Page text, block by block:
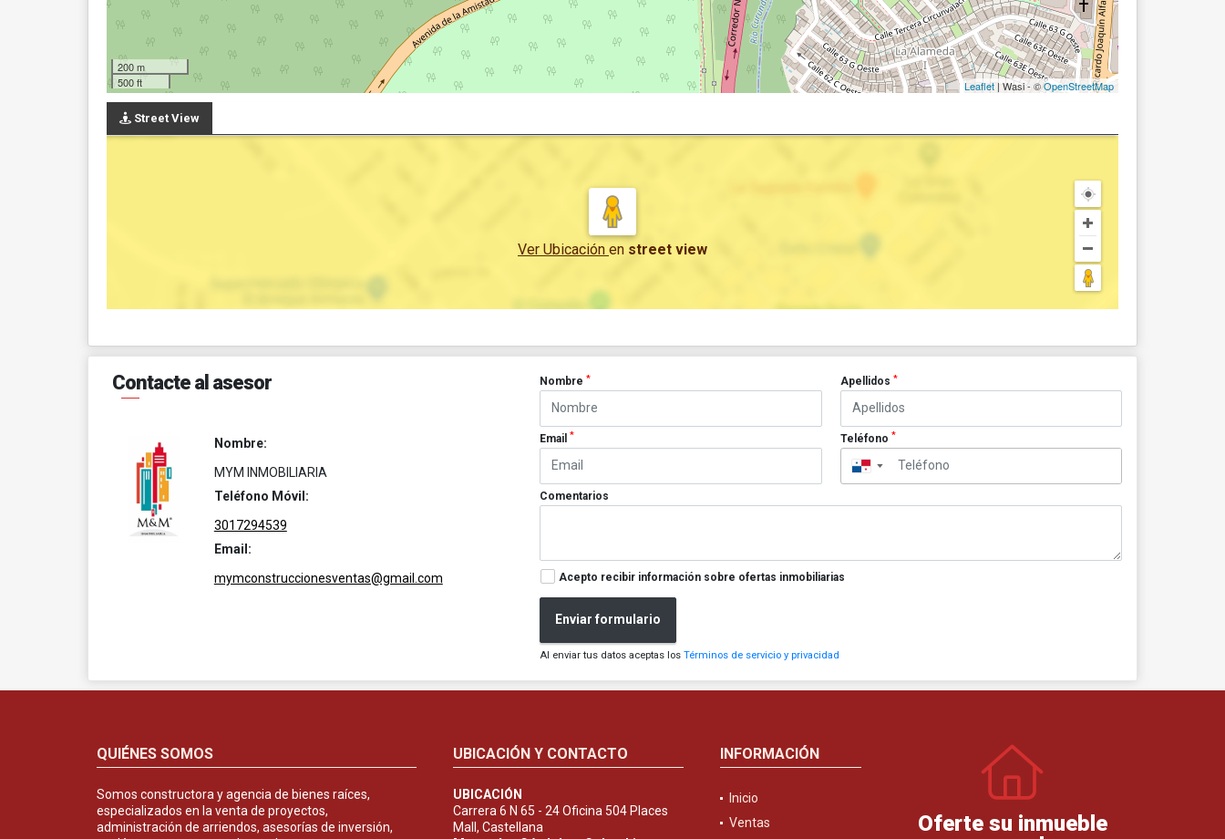
200 m
500 ft
Leaflet| Wasi - ©OpenStreetMap
Street View
Ver Ubicación en street view
Contacte al asesor
Nombre:
MYM INMOBILIARIA
Teléfono Móvil:
3017294539
Email:
mymconstruccionesventas@gmail.com
Nombre* Apellidos *
Email* Teléfono *
▼
Comentarios
Acepto recibir información sobre ofertas inmobiliarias
Enviar formulario
Al enviar tus datos aceptas losTérminos de servicio y privacidad
QUIÉNES SOMOS
Somos constructora y agencia de bienes raíces,
especializados en la venta de proyectos,
administración de arriendos, asesorías de inversión,
UBICACIÓN Y CONTACTO
UBICACIÓN
Carrera 6 N 65 - 24 Oficina 504 Places
Mall, Castellana
INFORMACIÓN
Inicio
Ventas
Oferte su inmueble